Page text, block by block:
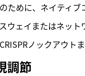
ために、ネイティ
ェイまたはネット
ノックアウト
調節